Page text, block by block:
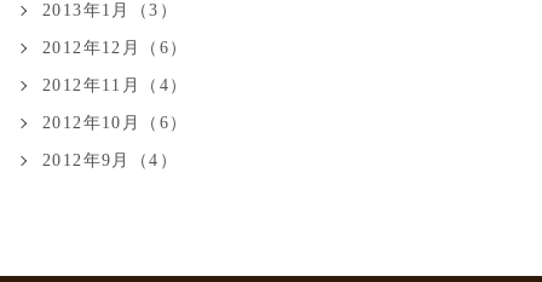
2013年1月（3）
2012年12月（6）
2012年11月（4）
2012年10月（6）
2012年9月（4）